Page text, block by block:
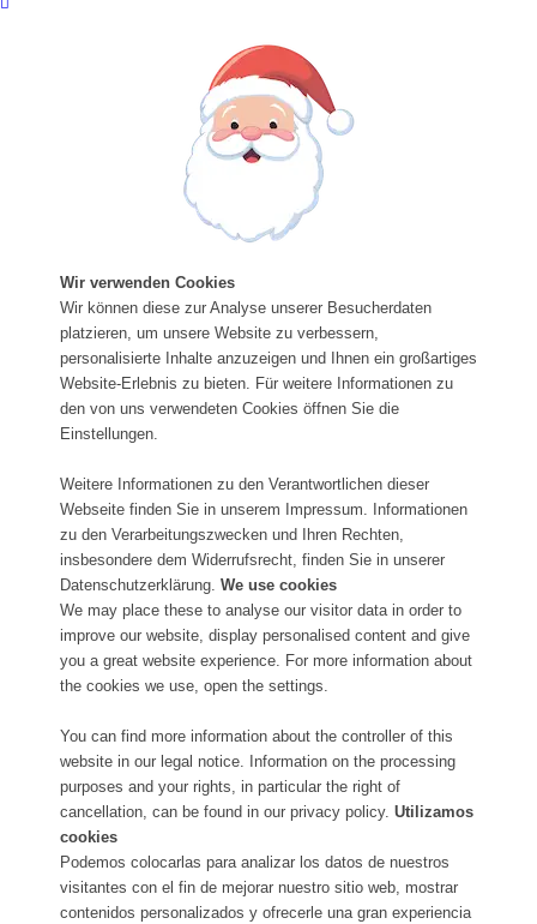
Wir verwenden Cookies
Wir können diese zur Analyse unserer Besucherdaten
platzieren, um unsere Website zu verbessern,
personalisierte Inhalte anzuzeigen und Ihnen ein großartiges
Website-Erlebnis zu bieten. Für weitere Informationen zu
den von uns verwendeten Cookies öffnen Sie die
Einstellungen.
Weitere Informationen zu den Verantwortlichen dieser
Webseite finden Sie in unserem Impressum. Informationen
zu den Verarbeitungszwecken und Ihren Rechten,
insbesondere dem Widerrufsrecht, finden Sie in unserer
Datenschutzerklärung. We use cookies
We may place these to analyse our visitor data in order to
improve our website, display personalised content and give
you a great website experience. For more information about
the cookies we use, open the settings.
You can find more information about the controller of this
website in our legal notice. Information on the processing
purposes and your rights, in particular the right of
cancellation, can be found in our privacy policy. Utilizamos
cookies
Podemos colocarlas para analizar los datos de nuestros
visitantes con el fin de mejorar nuestro sitio web, mostrar
contenidos personalizados y ofrecerle una gran experiencia